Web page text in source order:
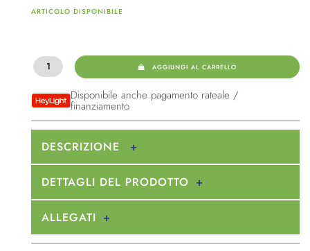
ARTICOLO DISPONIBILE
AGGIUNGI AL CARRELLO
Disponibile anche pagamento rateale /
finanziamento
DESCRIZIONE
DETTAGLI DEL PRODOTTO
ALLEGATI